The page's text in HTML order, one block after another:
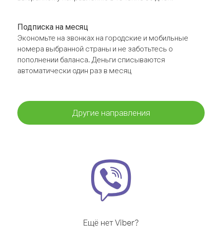
Подписка на месяц
Экономьте на звонках на городские и мобильные
номера выбранной страны и не заботьтесь о
пополнении баланса. Деньги списываются
автоматически один раз в месяц
Другие направления
Ещё нет Viber?